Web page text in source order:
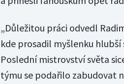
„Důležitou práci odvedl
kde prosadil myšlenku
Poslední mistrovství světa
týmu se podařilo zabudovat